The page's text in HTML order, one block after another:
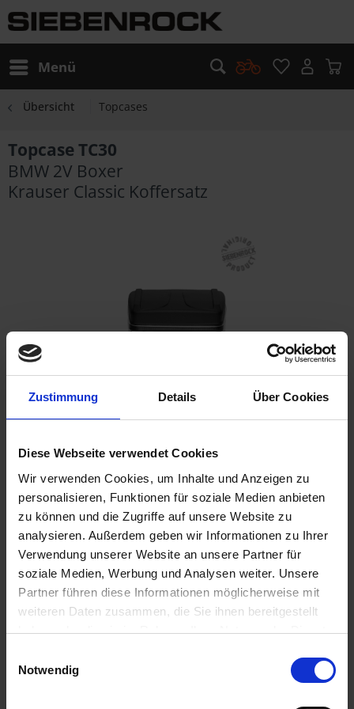
Zustimmung Details Über Cookies
Diese Webseite verwendet Cookies
Wir verwenden Cookies, um Inhalte und Anzeigen zu
personalisieren, Funktionen für soziale Medien anbieten
zu können und die Zugriffe auf unsere Website zu
analysieren. Außerdem geben wir Informationen zu Ihrer
Verwendung unserer Website an unsere Partner für
soziale Medien, Werbung und Analysen weiter. Unsere
Partner führen diese Informationen möglicherweise mit
weiteren Daten zusammen, die Sie ihnen bereitgestellt
haben oder die sie im Rahmen Ihrer Nutzung der Dienste
Cookies, wenn Sie unsere Webseite weiterhin nutzen.
Notwendig
Menü
Übersicht Topcases
Topcase TC30
BMW 2V Boxer
Krauser Classic Koffersatz
199,90 €
Sofort versandfertig, Lieferzeit ca. 2-4 Werktage innerhalb
Deutschlands
In denWarenkorb
Merken Bewerten
4654130
klassischen Krauser-Koffer zum vollwertigen...
mehr